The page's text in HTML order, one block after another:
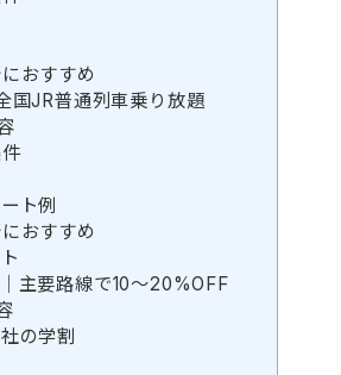
おすすめ
国JR普通列車乗り放題
ト例
おすすめ
主要路線で10〜20%OFF
の学割